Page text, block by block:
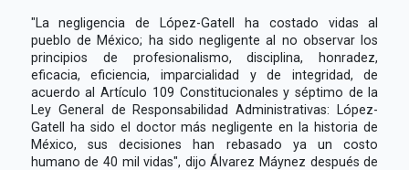
"La negligencia de López-Gatell ha costado vidas al
pueblo de México; ha sido negligente al no observar los
principios de profesionalismo, disciplina, honradez,
eficacia, eficiencia, imparcialidad y de integridad, de
acuerdo al Artículo 109 Constitucionales y séptimo de la
Ley General de Responsabilidad Administrativas: López-
Gatell ha sido el doctor más negligente en la historia de
México, sus decisiones han rebasado ya un costo
humano de 40 mil vidas", dijo Álvarez Máynez después de